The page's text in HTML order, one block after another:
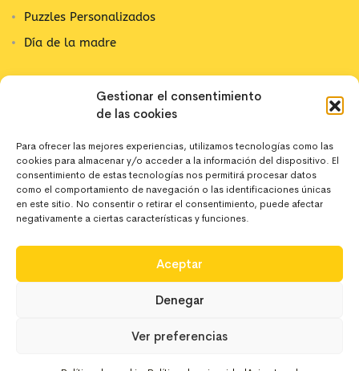
Gestionar el consentimiento
de las cookies
Para ofrecer las mejores experiencias, utilizamos tecnologías como las
cookies para almacenar y/o acceder a la información del dispositivo. El
consentimiento de estas tecnologías nos permitirá procesar datos
como el comportamiento de navegación o las identificaciones únicas
en este sitio. No consentir o retirar el consentimiento, puede afectar
negativamente a ciertas características y funciones.
Aceptar
Denegar
Ver preferencias
Puzzles Personalizados
Día de la madre
Contacta con nosotros
C/ Alpujarra, 1
03202 Elx, Alicante
642 10 44 43
Copyright 2024 Deregaloos. Todos los derechos